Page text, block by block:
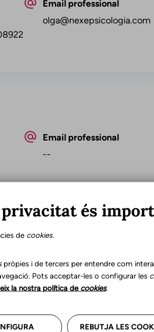
Email professional
olga@nexepsicologia.com
Email professional
--
Franja d'edat
Adolescents
privacitat és
de cookies.
pròpies i de tercers per entendre com
Pots acceptar-les o configurar les
la nostra política de cookies.
REBUTJA LES